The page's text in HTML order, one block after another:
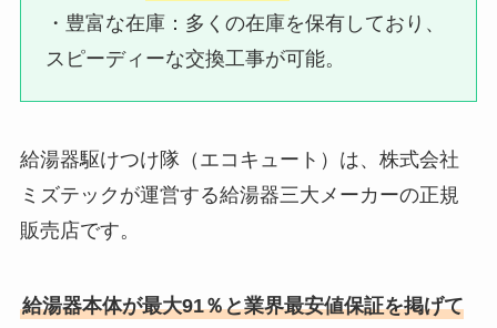
・豊富な在庫：​多くの在庫を保有しており、
スピーディーな交換工事が可能。
給湯器駆けつけ隊（エコキュート）は、株式会社
ミズテックが運営する給湯器三大メーカーの正規
販売店です。
給湯器本体が最大91％と業界最安値保証を掲げて